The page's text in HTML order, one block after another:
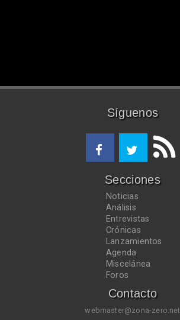
Síguenos
Secciones
Noticias
Análisis
Entrevistas
Crónicas
Lanzamientos
Agenda
Miscelánea
Foros
Contacto
webmaster@zona-zero.net